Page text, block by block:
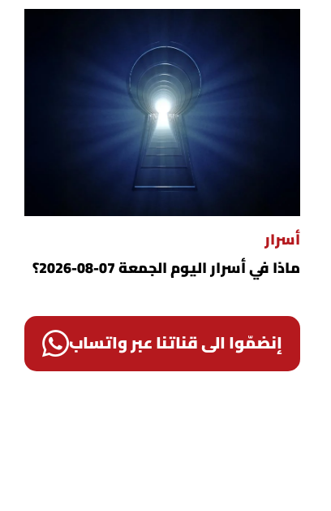
أسرار
ماذا في أسرار اليوم الجمعة 07-08-2026؟
إنضمّوا الى قناتنا عبر واتساب